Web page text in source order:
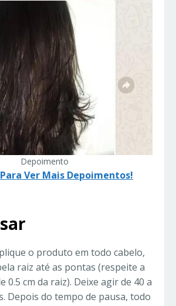
Depoimento
Ver Mais Depoimentos!
o produto em todo cabelo,
raiz até as pontas (respeite a
0.5 cm da raiz). Deixe agir de 40 a
Depois do tempo de pausa, todo